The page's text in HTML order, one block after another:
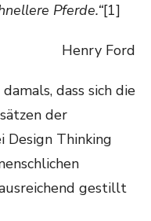
Pferde.“[1]
Henry Ford
dass sich die
der
Design Thinking
gestillt